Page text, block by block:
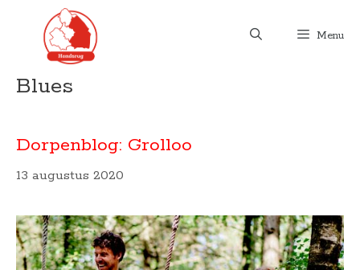
inhoud
Menu
Blues
Dorpenblog: Grolloo
13 augustus 2020